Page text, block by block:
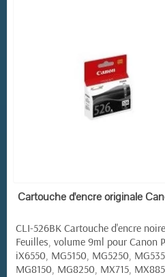
EN
Cartouche d'encre originale
CLI-526BK Cartouche d'encre
Feuilles, volume 9ml pour Canon
iX6550, MG5150, MG5250,
MG8150, MG8250, MX715,